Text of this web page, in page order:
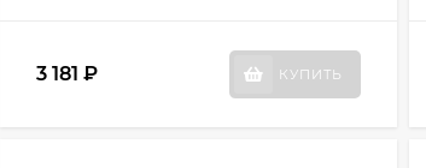
3 181 ₽ КУПИТЬ